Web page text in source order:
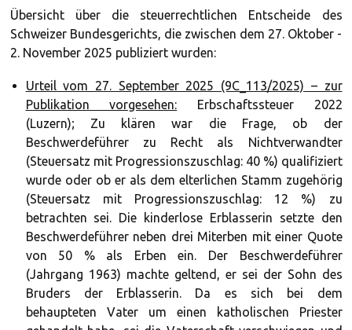
Übersicht über die steuerrechtlichen Entscheide des
Schweizer Bundesgerichts, die zwischen dem 27. Oktober -
2. November 2025 publiziert wurden:
Urteil vom 27. September 2025 (9C_113/2025) – zur
Publikation vorgesehen: Erbschaftssteuer 2022
(Luzern); Zu klären war die Frage, ob der
Beschwerdeführer zu Recht als Nichtverwandter
(Steuersatz mit Progressionszuschlag: 40 %) qualifiziert
wurde oder ob er als dem elterlichen Stamm zugehörig
(Steuersatz mit Progressionszuschlag: 12 %) zu
betrachten sei. Die kinderlose Erblasserin setzte den
Beschwerdeführer neben drei Miterben mit einer Quote
von 50 % als Erben ein. Der Beschwerdeführer
(Jahrgang 1963) machte geltend, er sei der Sohn des
Bruders der Erblasserin. Da es sich bei dem
behaupteten Vater um einen katholischen Priester